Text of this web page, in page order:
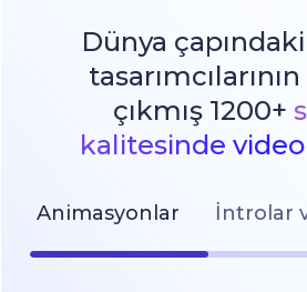
Dünya
çıkmış 1200+
kalitesinde
Animasyonlar İntrolar